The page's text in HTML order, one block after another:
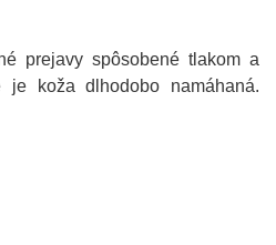
prejavy spôsobené tlakom a
je koža dlhodobo namáhaná.